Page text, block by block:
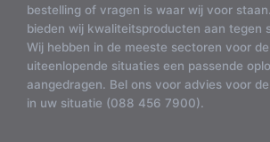
bestelling of vragen is waar wij voor
bieden wij kwaliteitsproducten aan tegen
Wij hebben in de meeste sectoren voor
uiteenlopende situaties een passende
aangedragen. Bel ons voor advies voor
in uw situatie (088 456 7900).